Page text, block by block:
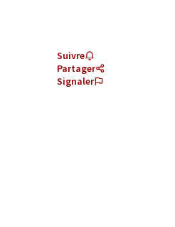
Suivre
Partager
Signaler